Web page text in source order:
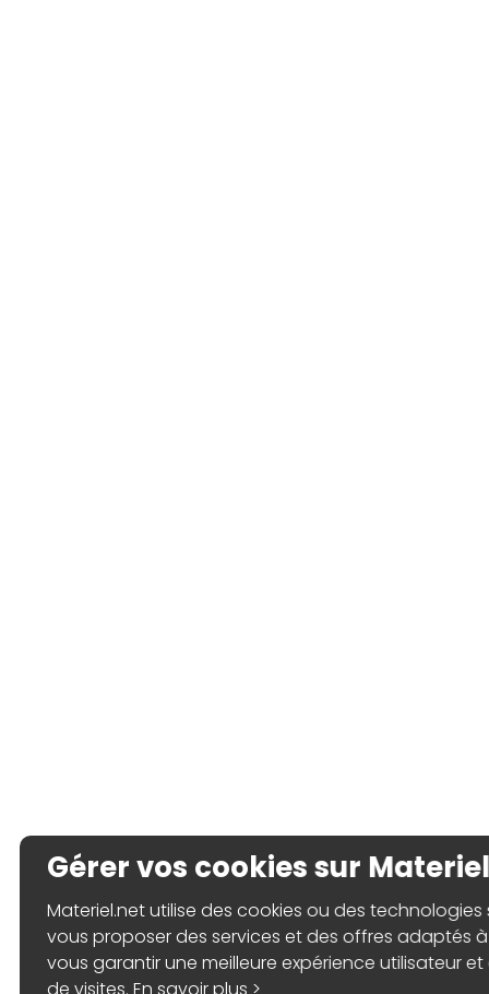
Gérer vos cookies sur
Materiel.net utilise des cookies ou des technologies
vous proposer des services et des offres adaptés
vous garantir une meilleure expérience utilisateur